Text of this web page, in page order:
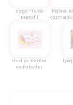
Kağıt - Islak
Mendil
Kişisel
Hediye Kartlar
ve Paketler